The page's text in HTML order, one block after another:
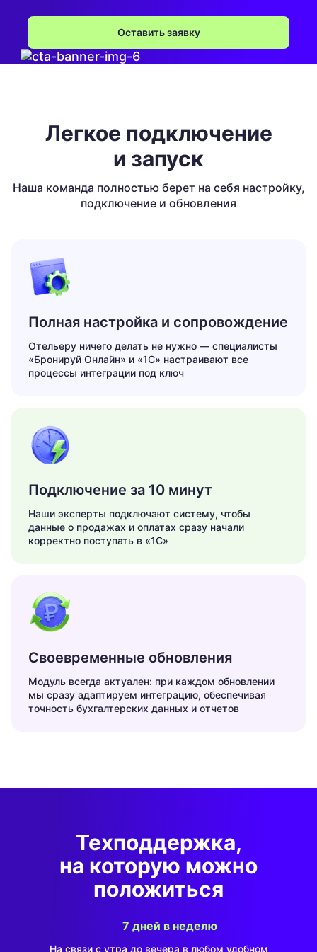
Оставить заявку
Легкое подключение
и запуск
Наша команда полностью берет на себя настройку,
подключение и обновления
Полная настройка и сопровождение
Отельеру ничего делать не нужно — специалисты
«Бронируй Онлайн» и «1С» настраивают все
процессы интеграции под ключ
Подключение за 10 минут
Наши эксперты подключают систему, чтобы
данные о продажах и оплатах сразу начали
корректно поступать в «1С»
Своевременные обновления
Модуль всегда актуален: при каждом обновлении
мы сразу адаптируем интеграцию, обеспечивая
точность бухгалтерских данных и отчетов
Техподдержка,
на которую можно
положиться
7 дней в неделю
На связи с утра до вечера в любом удобном